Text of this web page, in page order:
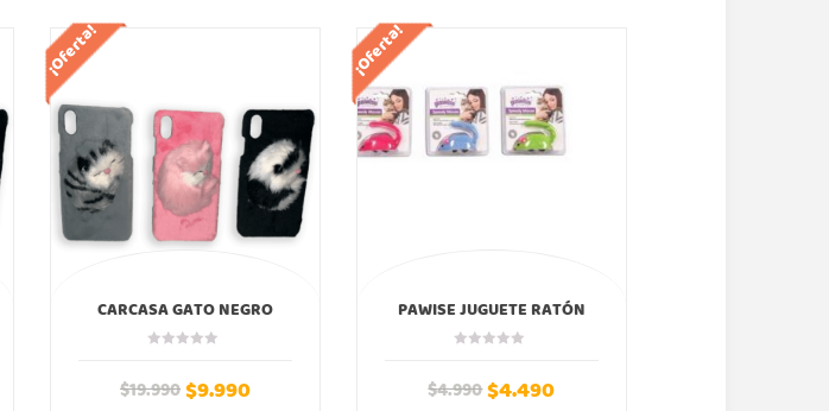
¡Oferta!
CARCASA GATO NEGRO
PELUCHE IPHONE
$19.990$9.990
¡Oferta!
PAWISE JUGUETE RATÓN
RÁPIDO COLORES
$4.990$4.490